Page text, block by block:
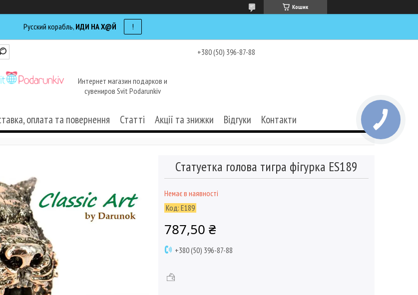
Кошик
Русский корабль, ИДИ НА Х@Й !
+380 (50) 396-87-88
Интернет магазин подарков и
сувениров Svit Podarunkiv
оплата та повернення Статті Акції та знижки Відгуки Контакти
Статуетка голова тигра фігурка ES189
Немає в наявності
Код: E189
787,50 ₴
+380 (50) 396-87-88